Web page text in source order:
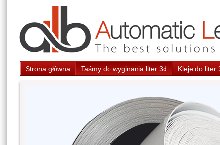
Strona główna Taśmy do wyginania liter 3d Kleje do liter